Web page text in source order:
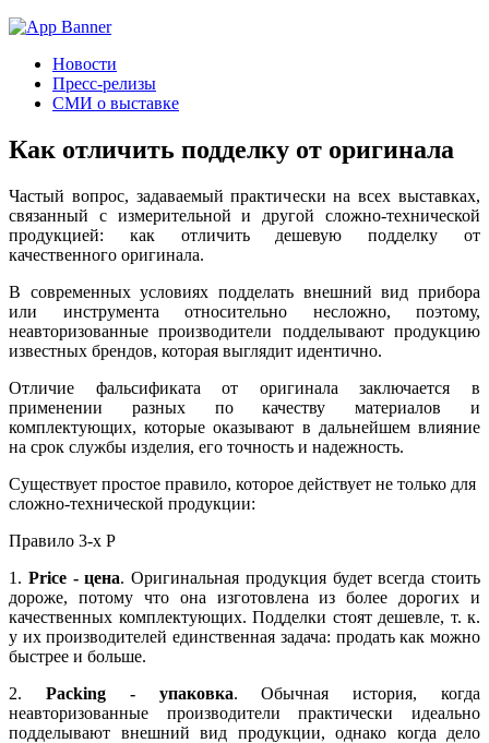
Новости
Пресс-релизы
СМИ о выставке
Как отличить подделку от оригинала
Частый вопрос, задаваемый практически на всех выставках,
связанный с измерительной и другой сложно-технической
продукцией: как отличить дешевую подделку от
качественного оригинала.
В современных условиях подделать внешний вид прибора
или инструмента относительно несложно, поэтому,
неавторизованные производители подделывают продукцию
известных брендов, которая выглядит идентично.
Отличие фальсификата от оригинала заключается в
применении разных по качеству материалов и
комплектующих, которые оказывают в дальнейшем влияние
на срок службы изделия, его точность и надежность.
Существует простое правило, которое действует не только для
сложно-технической продукции:
Правило 3-х P
1. Price - цена. Оригинальная продукция будет всегда стоить
дороже, потому что она изготовлена из более дорогих и
качественных комплектующих. Подделки стоят дешевле, т. к.
у их производителей единственная задача: продать как можно
быстрее и больше.
2. Packing - упаковка. Обычная история, когда
неавторизованные производители практически идеально
подделывают внешний вид продукции, однако когда дело